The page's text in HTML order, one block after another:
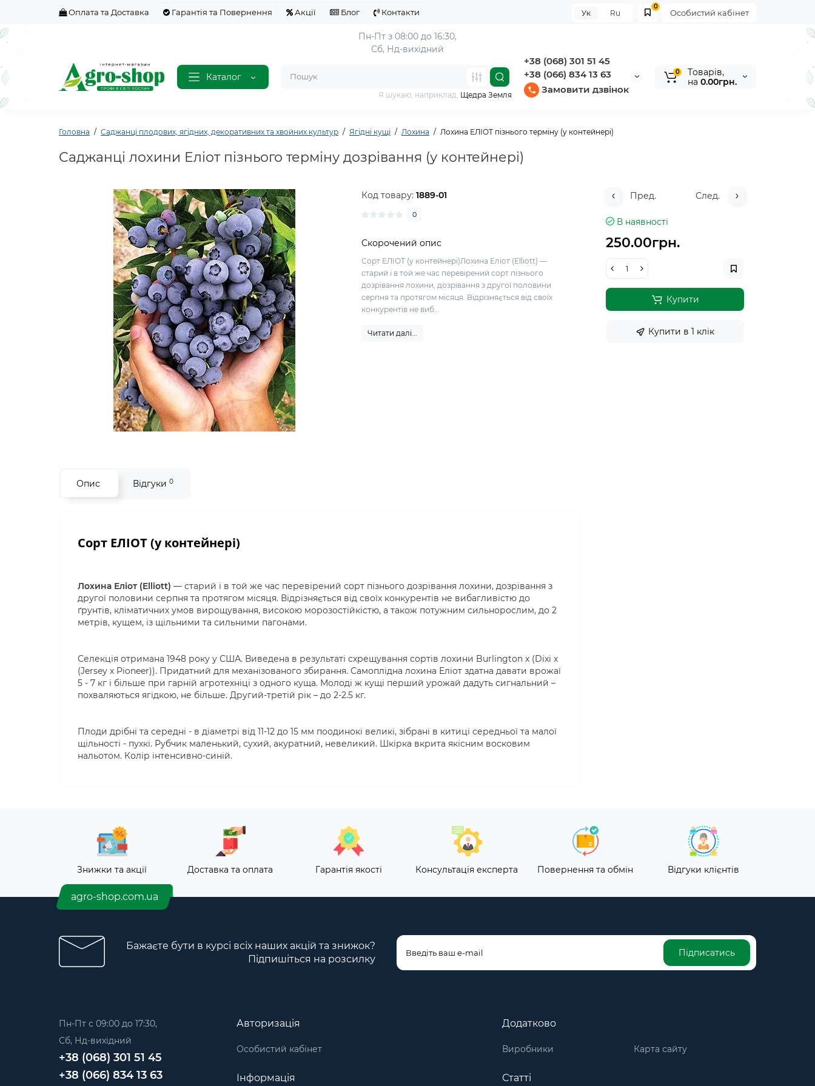
Оплата та Доставка Гарантія та Повернення Акції Блог Контакти Особистий кабінет
0
Ук Ru
Каталог
Пн-Пт з 08:00 до 16:30,
Сб, Нд-вихідний
+38 (068) 301 51 45
+38 (066) 834 13 63
Замовити дзвінок
Я шукаю, наприклад, Щедра Земля
0
Tоварів,
на 0.00грн.
Головна Саджанці плодових, ягідних, декоративних та хвойних культур Ягідні кущі Лохина Лохина ЕЛІОТ пізнього терміну (у контейнері)
Саджанці лохини Еліот пізнього терміну дозрівання (у контейнері)
Код товару:1889-01
0
Скорочений опис
Сорт ЕЛІОТ (у контейнері)Лохина Еліот (Elliott) —
старий і в той же час перевірений сорт пізнього
дозрівання лохини, дозрівання з другої половини
серпня та протягом місяця. Відрізняється від своїх
конкурентів не виб...
Читати далі...
Пред. След.
В наявності
250.00грн.
Купити
Купити в 1 клiк
Опис Відгуки 0
Сорт ЕЛІОТ (у контейнері)
Лохина Еліот (Elliott) — старий і в той же час перевірений сорт пізнього дозрівання лохини, дозрівання з
другої половини серпня та протягом місяця. Відрізняється від своїх конкурентів не вибагливістю до
ґрунтів, кліматичних умов вирощування, високою морозостійкістю, а також потужним сильнорослим, до 2
метрів, кущем, із щільними та сильними пагонами.
Селекція отримана 1948 року у США. Виведена в результаті схрещування сортів лохини Burlington x (Dixi x
(Jersey x Pioneer)). Придатний для механізованого збирання. Самоплідна лохина Еліот здатна давати врожаї
5 - 7 кг і більше при гарній агротехніці з одного куща. Молоді ж кущі перший урожай дадуть сигнальний –
похваляються ягідкою, не більше. Другий-третій рік – до 2-2.5 кг.
Плоди дрібні та середні - в діаметрі від 11-12 до 15 мм поодинокі великі, зібрані в китиці середньої та малої
щільності - пухкі. Рубчик маленький, сухий, акуратний, невеликий. Шкірка вкрита якісним восковим
нальотом. Колір інтенсивно-синій.
Знижки та акції Доставка та оплата Гарантія якості Консультація експерта Повернення та обмін Відгуки клієнтів
agro-shop.com.ua
Бажаєте бути в курсі всіх наших акцій та знижок?
Підпишіться на розсилку
Підписатись
Пн-Пт с 09:00 до 17:30,
Сб, Нд-вихідний
+38 (068) 301 51 45
+38 (066) 834 13 63
Авторизація
Особистий кабінет
Додатково
Виробники Карта сайту
Інформація Статті